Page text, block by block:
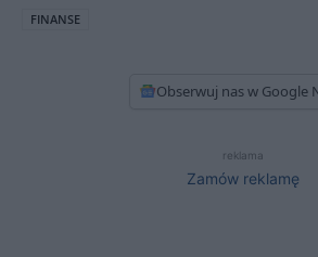
FINANSE
Obserwuj nas w Google
reklama
Zamów reklamę